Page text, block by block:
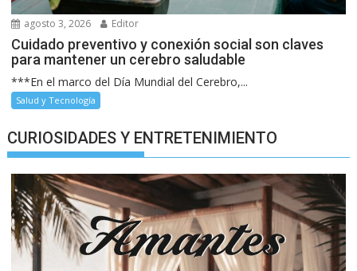
agosto 3, 2026 Editor
Cuidado preventivo y conexión social son claves
para mantener un cerebro saludable
***En el marco del Día Mundial del Cerebro,...
Salud y Tecnología
CURIOSIDADES Y ENTRETENIMIENTO